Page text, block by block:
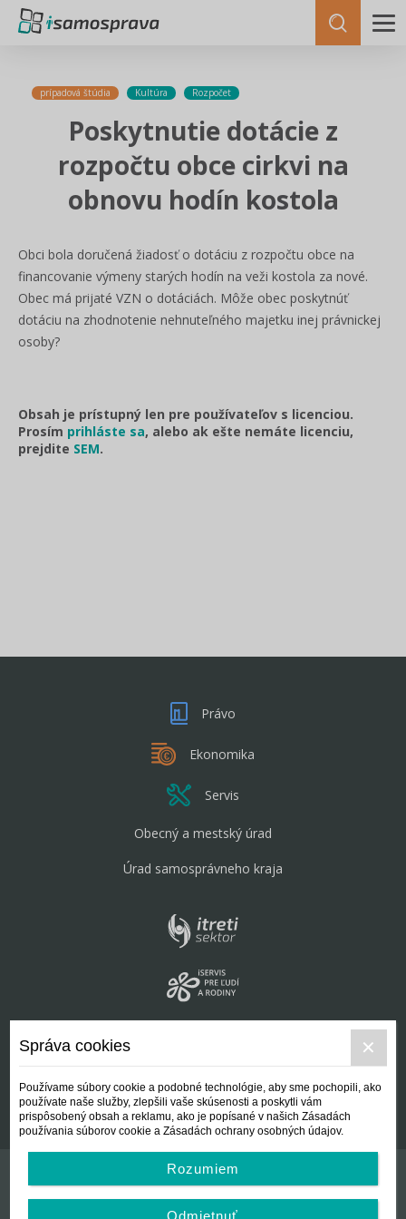
prípadová štúdia Kultúra Rozpočet
Poskytnutie dotácie z
rozpočtu obce cirkvi na
obnovu hodín kostola
Obci bola doručená žiadosť o dotáciu z rozpočtu obce na
financovanie výmeny starých hodín na veži kostola za nové.
Obec má prijaté VZN o dotáciách. Môže obec poskytnúť
dotáciu na zhodnotenie nehnuteľného majetku inej právnickej
osoby?
Obsah je prístupný len pre používateľov s licenciou.
Prosím prihláste sa, alebo ak ešte nemáte licenciu,
prejdite SEM.
Právo
Ekonomika
Servis
Obecný a mestský úrad
Úrad samosprávneho kraja
Kontakt
Všeobecné podmienky
Správa cookies
Používame súbory cookie a podobné technológie, aby sme pochopili, ako
používate naše služby, zlepšili vaše skúsenosti a poskytli vám
prispôsobený obsah a reklamu, ako je popísané v našich Zásadách
používania súborov cookie a Zásadách ochrany osobných údajov.
Rozumiem
Odmietnuť